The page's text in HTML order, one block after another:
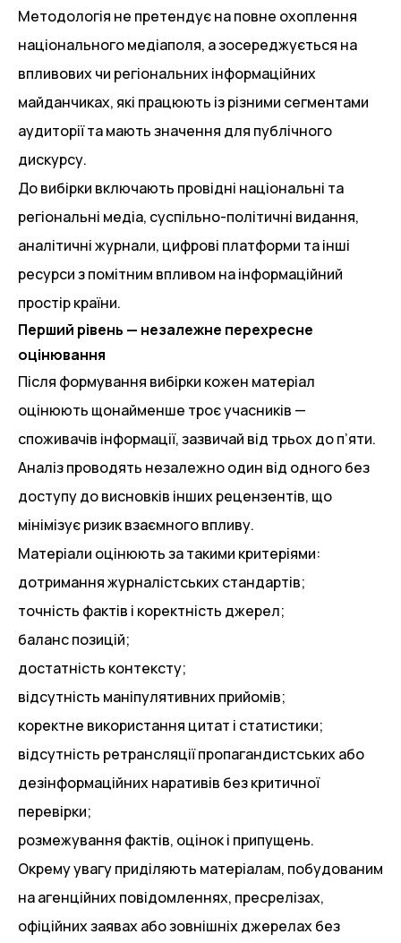
Методологія не претендує на повне охоплення
національного медіаполя, а зосереджується на
впливових чи регіональних інформаційних
майданчиках, які працюють із різними сегментами
аудиторії та мають значення для публічного
дискурсу.
До вибірки включають провідні національні та
регіональні медіа, суспільно-політичні видання,
аналітичні журнали, цифрові платформи та інші
ресурси з помітним впливом на інформаційний
простір країни.
Перший рівень — незалежне перехресне
оцінювання
Після формування вибірки кожен матеріал
оцінюють щонайменше троє учасників —
споживачів інформації, зазвичай від трьох до п’яти.
Аналіз проводять незалежно один від одного без
доступу до висновків інших рецензентів, що
мінімізує ризик взаємного впливу.
Матеріали оцінюють за такими критеріями:
дотримання журналістських стандартів;
точність фактів і коректність джерел;
баланс позицій;
достатність контексту;
відсутність маніпулятивних прийомів;
коректне використання цитат і статистики;
відсутність ретрансляції пропагандистських або
дезінформаційних наративів без критичної
перевірки;
розмежування фактів, оцінок і припущень.
Окрему увагу приділяють матеріалам, побудованим
на агенційних повідомленнях, пресрелізах,
офіційних заявах або зовнішніх джерелах без